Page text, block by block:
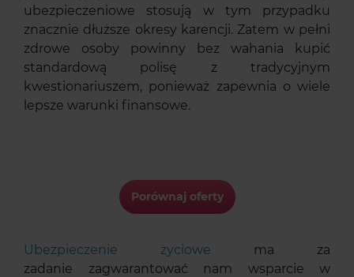
ubezpieczeniowe stosują w tym przypadku
znacznie dłuższe okresy karencji. Zatem w pełni
zdrowe osoby powinny bez wahania kupić
standardową polisę z tradycyjnym
kwestionariuszem, ponieważ zapewnia o wiele
lepsze warunki finansowe.
Porównaj oferty
Ubezpieczenie życiowe ma za
zadanie zagwarantować nam wsparcie w